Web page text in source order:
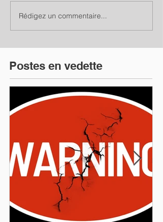
Rédigez un commentaire...
Postes en vedette